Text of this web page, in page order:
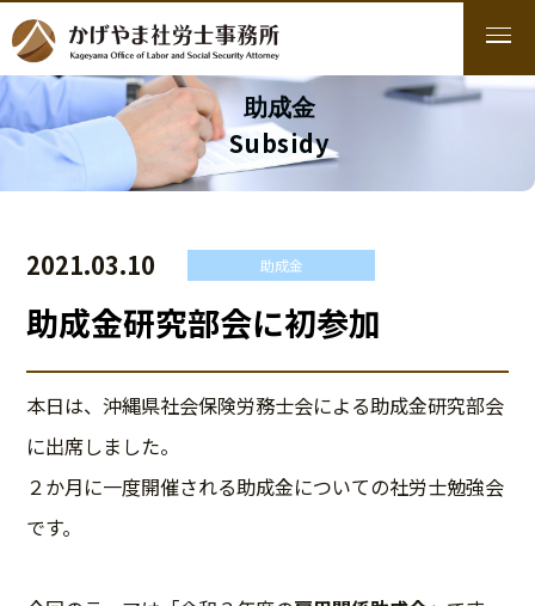
助成金
Subsidy
助成金研究部会に初参加
2021.03.10 助成金
本日は、沖縄県社会保険労務士会による助成金研究部会
に出席しました。
２か月に一度開催される助成金についての社労士勉強会
です。